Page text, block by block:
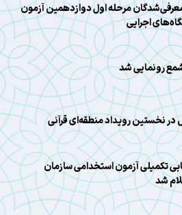
مرحله اول دوازدهمین آزمون
اجرایی
رونمایی شد
تکمیلی آزمون استخدامی سازمان
شد